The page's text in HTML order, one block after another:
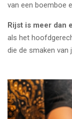
van een boemboe
Rijst is meer dan
als het
die de smaken van